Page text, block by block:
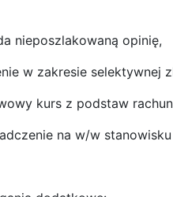
nieposzlakowaną opinię,
w zakresie selektywnej
kurs z podstaw
na w/w